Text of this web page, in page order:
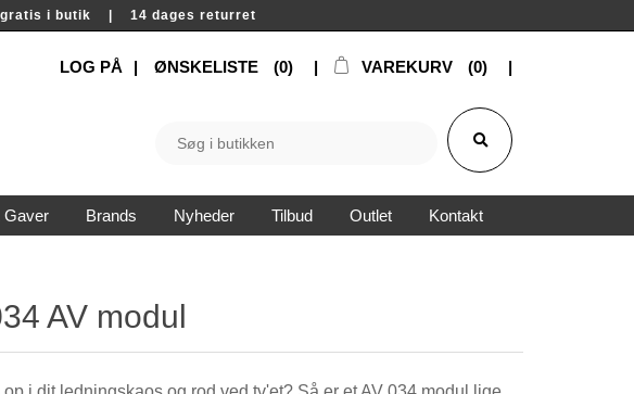
gratis i butik | 14 dages returret
LOG PÅ ØNSKELISTE (0) VAREKURV (0)
Gaver Brands Nyheder Tilbud Outlet Kontakt
AV modul